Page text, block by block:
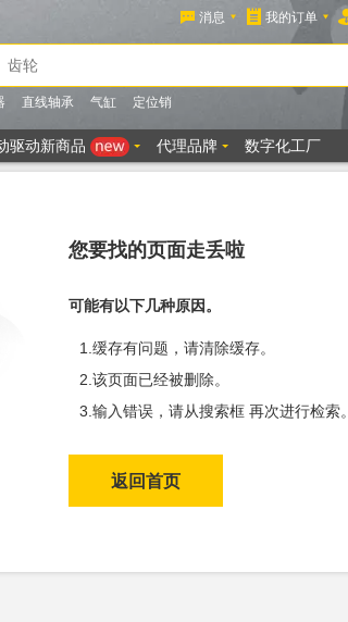
您要找的页面走丢啦
可能有以下几种原因。
1.缓存有问题，请清除缓存。
2.该页面已经被删除。
3.输入错误，请从搜索框 再次进行检索。
返回首页